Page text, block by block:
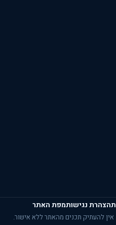
נגישותמפת האתר